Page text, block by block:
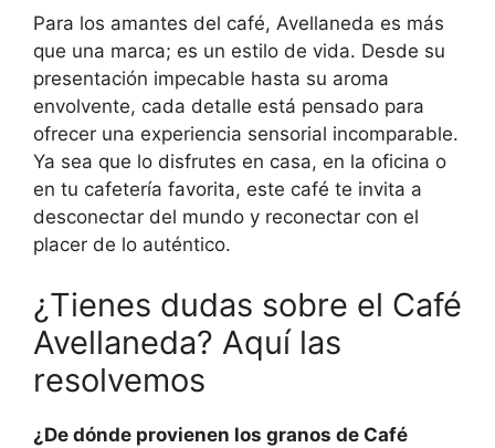
Para los amantes del café, Avellaneda es más
que una marca; es un estilo de vida. Desde su
presentación impecable hasta su aroma
envolvente, cada detalle está pensado para
ofrecer una experiencia sensorial incomparable.
Ya sea que lo disfrutes en casa, en la oficina o
en tu cafetería favorita, este café te invita a
desconectar del mundo y reconectar con el
placer de lo auténtico.
¿Tienes dudas sobre el Café
Avellaneda? Aquí las
resolvemos
¿De dónde provienen los granos de Café